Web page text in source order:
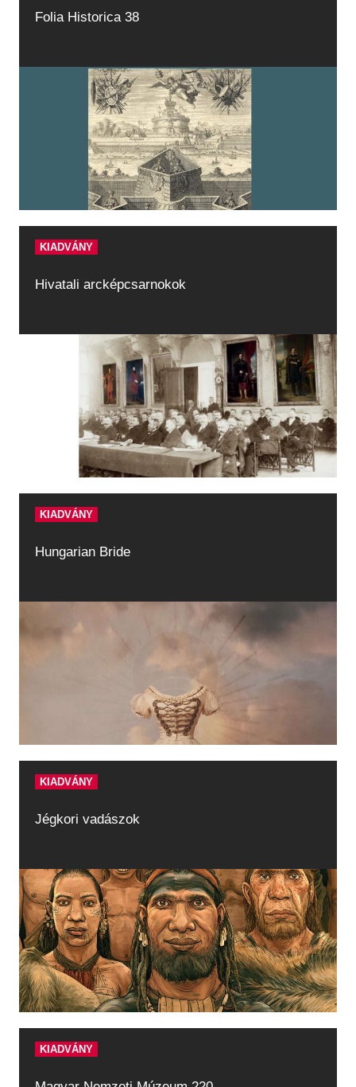
Folia Historica 38
KIADVÁNY
Hivatali arcképcsarnokok
KIADVÁNY
Hungarian Bride
KIADVÁNY
Jégkori vadászok
KIADVÁNY